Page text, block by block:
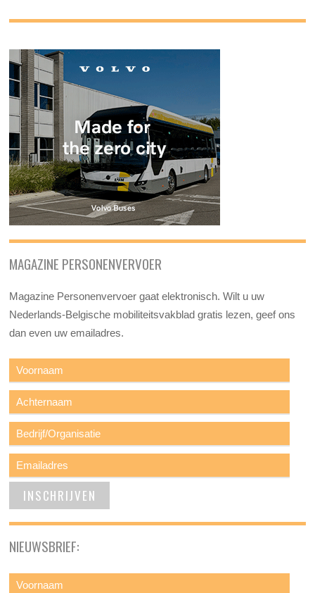
MAGAZINE PERSONENVERVOER
Magazine Personenvervoer gaat elektronisch. Wilt u uw
Nederlands-Belgische mobiliteitsvakblad gratis lezen, geef ons
dan even uw emailadres.
NIEUWSBRIEF: